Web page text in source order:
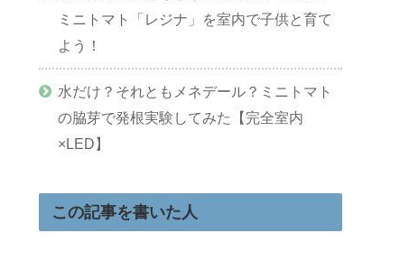
ミニトマト「レジナ」を室内で子供と育て
よう！
水だけ？それともメネデール？ミニトマト
の脇芽で発根実験してみた【完全室内
×LED】
この記事を書いた人